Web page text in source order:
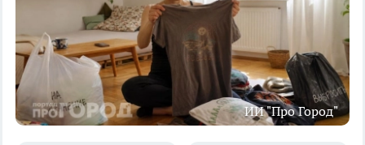
ИИ "Про Город"